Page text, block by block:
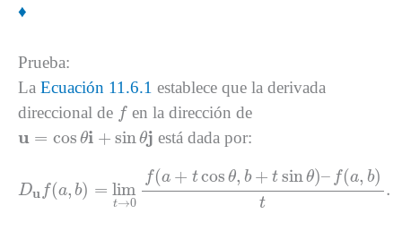
♦
Prueba:
La Ecuación 11.6.1 establece que la derivada
direccional de f
f en la dirección de
u = cos θi + sinθj
u= cosθi+sin j está dada por:
Du f(a, b) = lim
t→0
f(a + tcos θ, b + t sinθ)– f(a, b)
t
.
→ ( + cosθ ,b + sinθ –f ,b